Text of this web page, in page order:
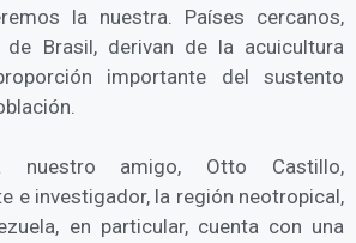
la nuestra. Países cercanos,
Brasil, derivan de la acuicultura
importante del sustento
nuestro amigo, Otto Castillo,
e investigador, la región neotropical,
en particular, cuenta con una